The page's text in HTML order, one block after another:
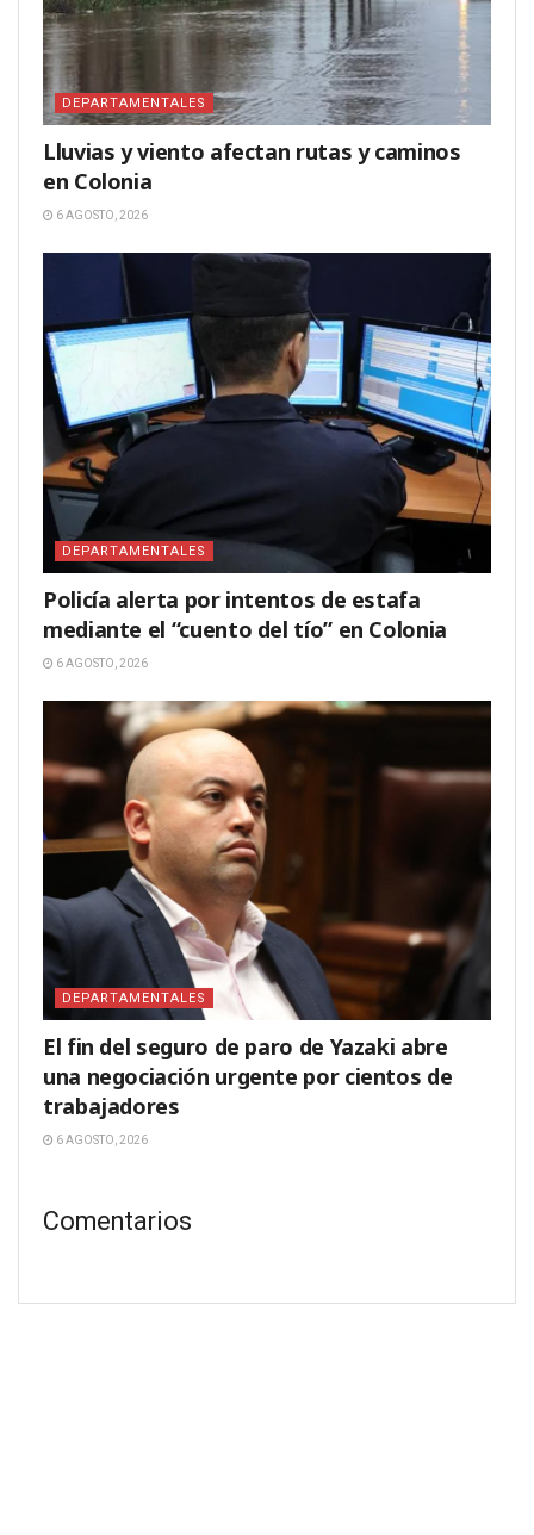
DEPARTAMENTALES
Lluvias y viento afectan rutas y caminos
en Colonia
6 AGOSTO, 2026
DEPARTAMENTALES
Policía alerta por intentos de estafa
mediante el “cuento del tío” en Colonia
6 AGOSTO, 2026
DEPARTAMENTALES
El fin del seguro de paro de Yazaki abre
una negociación urgente por cientos de
trabajadores
6 AGOSTO, 2026
Comentarios